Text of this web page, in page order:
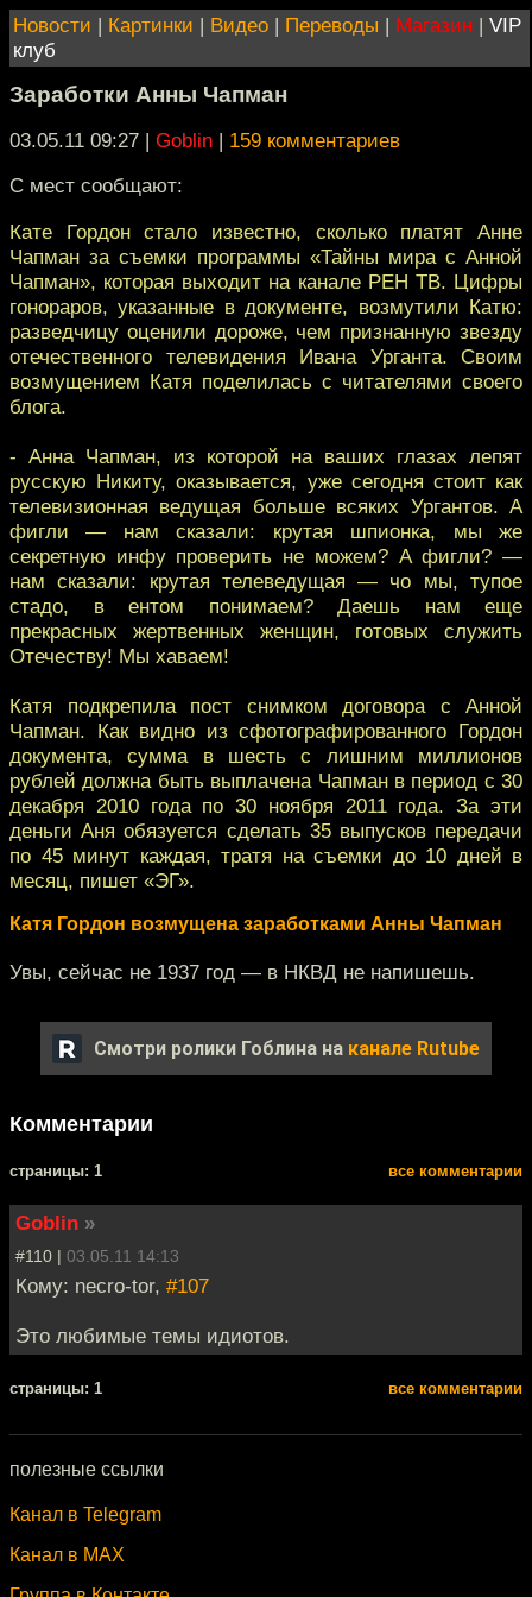
Новости | Картинки | Видео | Переводы | Магазин | VIP
клуб
Заработки Анны Чапман
03.05.11 09:27 | Goblin | 159 комментариев
С мест сообщают:
Кате Гордон стало известно, сколько платят Анне
Чапман за съемки программы «Тайны мира с Анной
Чапман», которая выходит на канале РЕН ТВ. Цифры
гонораров, указанные в документе, возмутили Катю:
разведчицу оценили дороже, чем признанную звезду
отечественного телевидения Ивана Урганта. Своим
возмущением Катя поделилась с читателями своего
блога.
- Анна Чапман, из которой на ваших глазах лепят
русскую Никиту, оказывается, уже сегодня стоит как
телевизионная ведущая больше всяких Ургантов. А
фигли — нам сказали: крутая шпионка, мы же
секретную инфу проверить не можем? А фигли? —
нам сказали: крутая телеведущая — чо мы, тупое
стадо, в ентом понимаем? Даешь нам еще
прекрасных жертвенных женщин, готовых служить
Отечеству! Мы хаваем!
Катя подкрепила пост снимком договора с Анной
Чапман. Как видно из сфотографированного Гордон
документа, сумма в шесть с лишним миллионов
рублей должна быть выплачена Чапман в период с 30
декабря 2010 года по 30 ноября 2011 года. За эти
деньги Аня обязуется сделать 35 выпусков передачи
по 45 минут каждая, тратя на съемки до 10 дней в
месяц, пишет «ЭГ».
Катя Гордон возмущена заработками Анны Чапман
Увы, сейчас не 1937 год — в НКВД не напишешь.
Смотри ролики Гоблина на канале Rutube
Комментарии
cтраницы: 1 все комментарии
Goblin »
#110 | 03.05.11 14:13
Кому: necro-tor, #107
Это любимые темы идиотов.
cтраницы: 1 все комментарии
полезные ссылки
Канал в Telegram
Канал в MAX